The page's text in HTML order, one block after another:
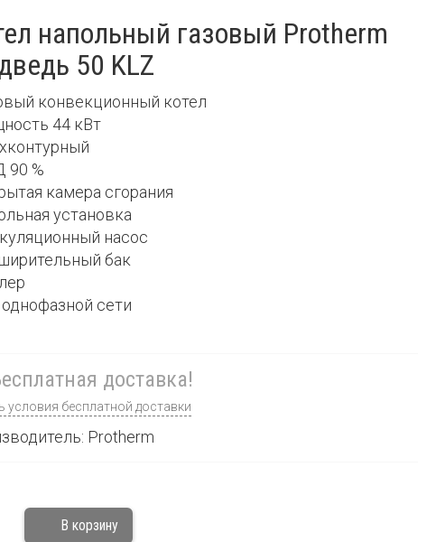
напольный газовый Protherm
50 KLZ
конвекционный котел
44 кВт
90 %
камера сгорания
установка
насос
бак
однофазной сети
доставка!
условия бесплатной доставки
Protherm